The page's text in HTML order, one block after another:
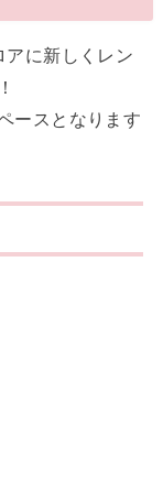
に新しくレン
ースとなります